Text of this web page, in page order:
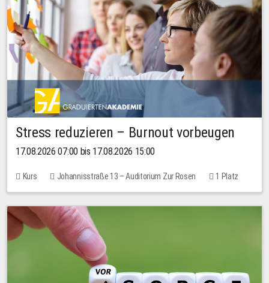
Stress reduzieren – Burnout vorbeugen
17.08.2026 07:00 bis 17.08.2026 15:00
Kurs Johannisstraße 13 – Auditorium Zur Rosen
1 Platz
10,00 EUR